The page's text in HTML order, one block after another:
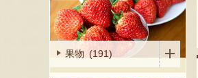
果物 (191)